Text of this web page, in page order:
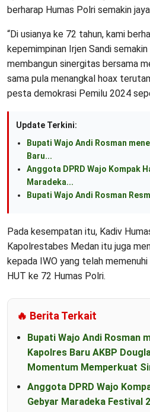
berharap Humas Polri semakin
“Di usianya ke 72 tahun, kami
kepemimpinan Irjen Sandi
membangun sinergitas bersama
sama pula menangkal hoax
pesta demokrasi Pemilu 2024
Update Terkini:
Bupati Wajo Andi Rosman
Baru...
Anggota DPRD Wajo Kompak
Maradeka...
Bupati Wajo Andi Rosman
Pada kesempatan itu, Kadiv
Kapolrestabes Medan itu juga
kepada IWO yang telah
HUT ke 72 Humas Polri.
🔥 Berita Terkait
Bupati Wajo Andi Rosman
Kapolres Baru AKBP
Momentum Memperkuat
Anggota DPRD Wajo
Gebyar Maradeka Festival